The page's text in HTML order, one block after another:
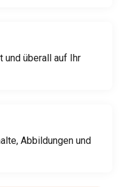
und überall auf Ihr
Abbildungen und